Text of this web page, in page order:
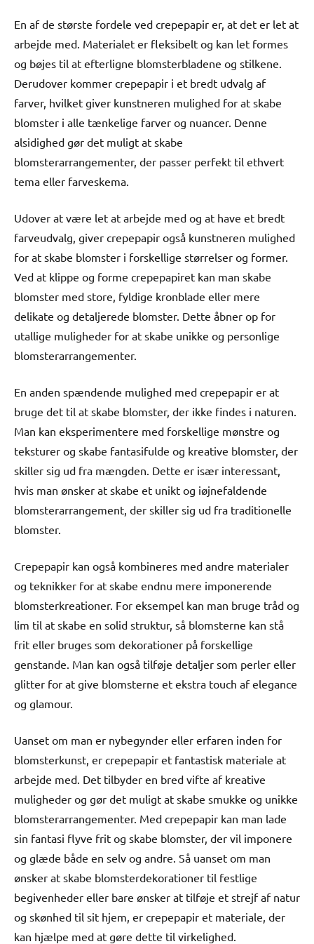
En af de største fordele ved crepepapir er, at det er let at
arbejde med. Materialet er fleksibelt og kan let formes
og bøjes til at efterligne blomsterbladene og stilkene.
Derudover kommer crepepapir i et bredt udvalg af
farver, hvilket giver kunstneren mulighed for at skabe
blomster i alle tænkelige farver og nuancer. Denne
alsidighed gør det muligt at skabe
blomsterarrangementer, der passer perfekt til ethvert
tema eller farveskema.
Udover at være let at arbejde med og at have et bredt
farveudvalg, giver crepepapir også kunstneren mulighed
for at skabe blomster i forskellige størrelser og former.
Ved at klippe og forme crepepapiret kan man skabe
blomster med store, fyldige kronblade eller mere
delikate og detaljerede blomster. Dette åbner op for
utallige muligheder for at skabe unikke og personlige
blomsterarrangementer.
En anden spændende mulighed med crepepapir er at
bruge det til at skabe blomster, der ikke findes i naturen.
Man kan eksperimentere med forskellige mønstre og
teksturer og skabe fantasifulde og kreative blomster, der
skiller sig ud fra mængden. Dette er især interessant,
hvis man ønsker at skabe et unikt og iøjnefaldende
blomsterarrangement, der skiller sig ud fra traditionelle
blomster.
Crepepapir kan også kombineres med andre materialer
og teknikker for at skabe endnu mere imponerende
blomsterkreationer. For eksempel kan man bruge tråd og
lim til at skabe en solid struktur, så blomsterne kan stå
frit eller bruges som dekorationer på forskellige
genstande. Man kan også tilføje detaljer som perler eller
glitter for at give blomsterne et ekstra touch af elegance
og glamour.
Uanset om man er nybegynder eller erfaren inden for
blomsterkunst, er crepepapir et fantastisk materiale at
arbejde med. Det tilbyder en bred vifte af kreative
muligheder og gør det muligt at skabe smukke og unikke
blomsterarrangementer. Med crepepapir kan man lade
sin fantasi flyve frit og skabe blomster, der vil imponere
og glæde både en selv og andre. Så uanset om man
ønsker at skabe blomsterdekorationer til festlige
begivenheder eller bare ønsker at tilføje et strejf af natur
og skønhed til sit hjem, er crepepapir et materiale, der
kan hjælpe med at gøre dette til virkelighed.